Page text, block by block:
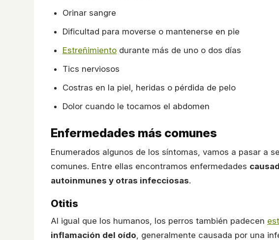
Orinar sangre
Dificultad para moverse o mantenerse en pie
Estreñimiento durante más de uno o dos días
Tics nerviosos
Costras en la piel, heridas o pérdida de pelo
Dolor cuando le tocamos el abdomen
Enfermedades más comunes
Enumerados algunos de los síntomas, vamos a pasar a
comunes. Entre ellas encontramos enfermedades
autoinmunes y otras infecciosas.
Otitis
Al igual que los humanos, los perros también padecen
inflamación del oído, generalmente causada por una